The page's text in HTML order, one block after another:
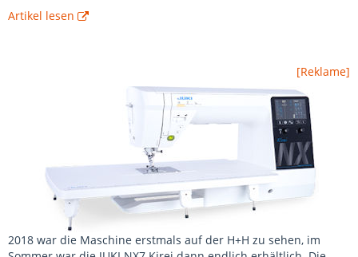
Artikel lesen
[Reklame]
2018 war die Maschine erstmals auf der H+H zu sehen, im